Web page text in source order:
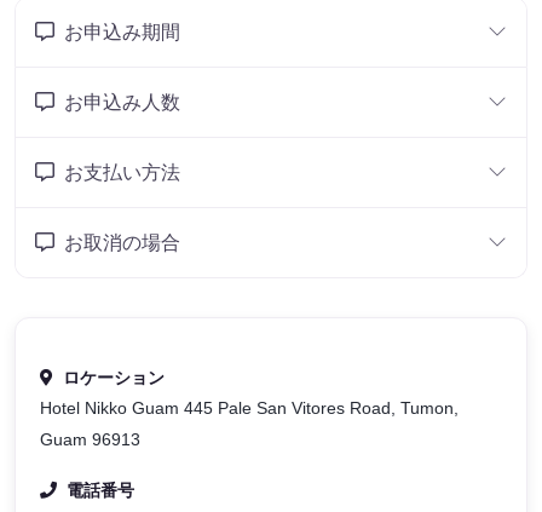
お申込み期間
お申込み人数
お支払い方法
お取消の場合
ロケーション
Hotel Nikko Guam 445 Pale San Vitores Road, Tumon,
Guam 96913
電話番号